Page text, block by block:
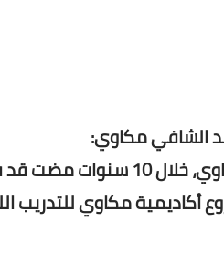
الشافي مكاوي:
محمد عبد الشافي
أكاديمية مكاوي